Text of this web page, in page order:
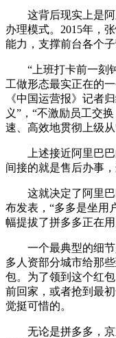
这背后现实上是阿
办理模式。2015年，
能力，支撑前台各个
“上班打卡前一刻钟
工做形态最实正在的
《中国运营报》记者
义”，“不激励员工交
速、高效地贯彻上级
上述接近阿里巴巴
间接的就是售后办事
这就决定了阿里巴
布发表，“多多是坐用
幅提拔了拼多多正在
一个最典型的细节
多人资部分城市给那
包。为了领到这个红
前回家，或者抢到最
觉挺可惜的。
无论是拼多多，京